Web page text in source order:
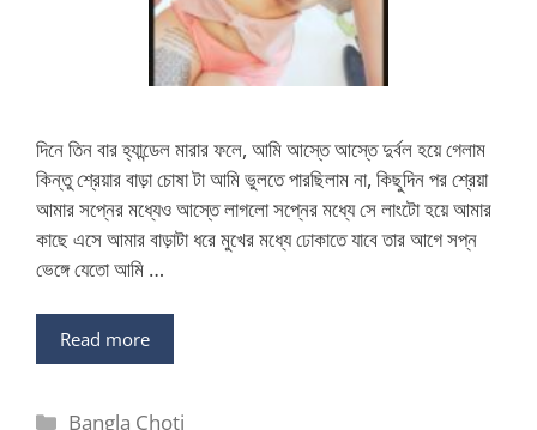
দিনে তিন বার হ্যান্ডেল মারার ফলে, আমি আস্তে আস্তে দুর্বল হয়ে গেলাম
কিন্তু শ্রেয়ার বাড়া চোষা টা আমি ভুলতে পারছিলাম না, কিছুদিন পর শ্রেয়া
আমার সপ্নের মধ্যেও আস্তে লাগলো সপ্নের মধ্যে সে লাংটো হয়ে আমার
কাছে এসে আমার বাড়াটা ধরে মুখের মধ্যে ঢোকাতে যাবে তার আগে সপ্ন
ভেঙ্গে যেতো আমি …
Read more
Categories
Bangla Choti